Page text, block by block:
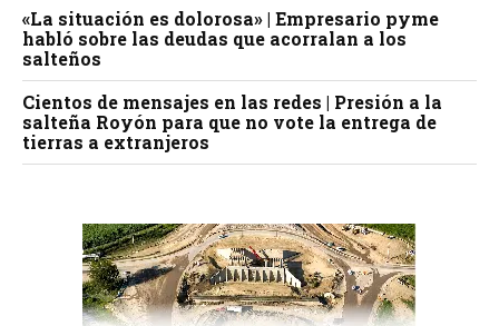
«La situación es dolorosa» | Empresario pyme
habló sobre las deudas que acorralan a los
salteños
Cientos de mensajes en las redes | Presión a la
salteña Royón para que no vote la entrega de
tierras a extranjeros